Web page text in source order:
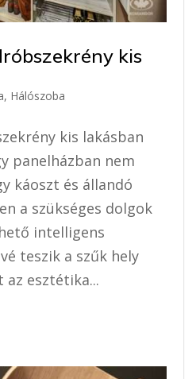
kis
, Hálószoba
kis lakásban
panelházban nem
káoszt és állandó
a szükséges dolgok
intelligens
teszik a szűk hely
az esztétika...